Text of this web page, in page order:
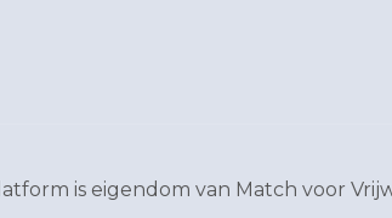
is eigendom van Match voor